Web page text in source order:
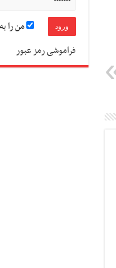
من را
فراموشی رمز عبور